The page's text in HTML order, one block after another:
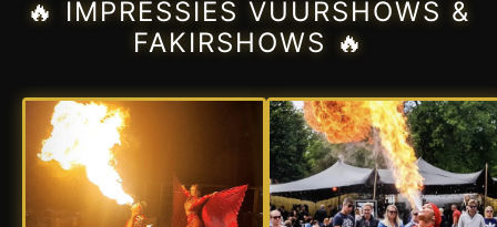
🔥 IMPRESSIES VUURSHOWS &
FAKIRSHOWS 🔥